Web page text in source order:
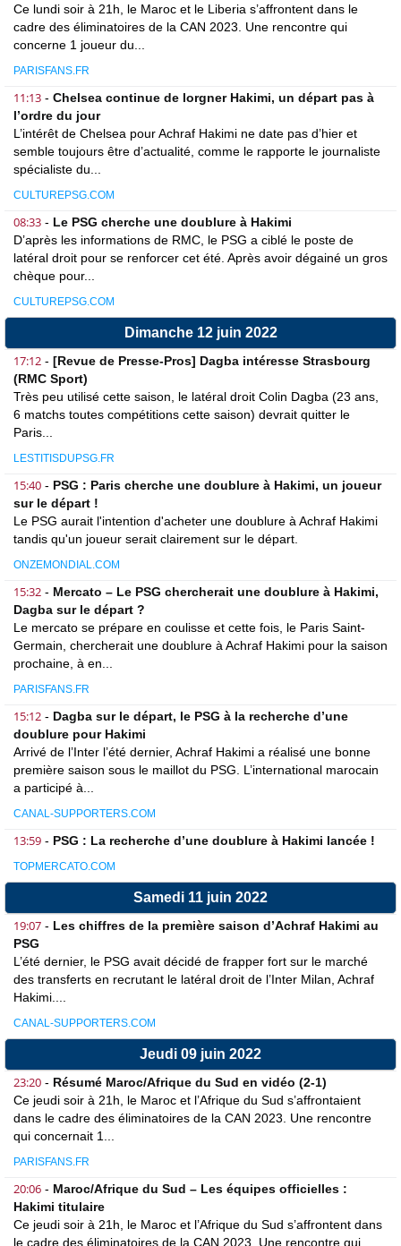
Ce lundi soir à 21h, le Maroc et le Liberia s’affrontent dans le
cadre des éliminatoires de la CAN 2023. Une rencontre qui
concerne 1 joueur du...
PARISFANS.FR
11:13 - Chelsea continue de lorgner Hakimi, un départ pas à
l’ordre du jour
L’intérêt de Chelsea pour Achraf Hakimi ne date pas d’hier et
semble toujours être d’actualité, comme le rapporte le journaliste
spécialiste du...
CULTUREPSG.COM
08:33 - Le PSG cherche une doublure à Hakimi
D’après les informations de RMC, le PSG a ciblé le poste de
latéral droit pour se renforcer cet été. Après avoir dégainé un gros
chèque pour...
CULTUREPSG.COM
Dimanche 12 juin 2022
17:12 - [Revue de Presse-Pros] Dagba intéresse Strasbourg
(RMC Sport)
Très peu utilisé cette saison, le latéral droit Colin Dagba (23 ans,
6 matchs toutes compétitions cette saison) devrait quitter le
Paris...
LESTITISDUPSG.FR
15:40 - PSG : Paris cherche une doublure à Hakimi, un joueur
sur le départ !
Le PSG aurait l'intention d'acheter une doublure à Achraf Hakimi
tandis qu'un joueur serait clairement sur le départ.
ONZEMONDIAL.COM
15:32 - Mercato – Le PSG chercherait une doublure à Hakimi,
Dagba sur le départ ?
Le mercato se prépare en coulisse et cette fois, le Paris Saint-
Germain, chercherait une doublure à Achraf Hakimi pour la saison
prochaine, à en...
PARISFANS.FR
15:12 - Dagba sur le départ, le PSG à la recherche d’une
doublure pour Hakimi
Arrivé de l’Inter l’été dernier, Achraf Hakimi a réalisé une bonne
première saison sous le maillot du PSG. L’international marocain
a participé à...
CANAL-SUPPORTERS.COM
13:59 - PSG : La recherche d’une doublure à Hakimi lancée !
TOPMERCATO.COM
Samedi 11 juin 2022
19:07 - Les chiffres de la première saison d’Achraf Hakimi au
PSG
L’été dernier, le PSG avait décidé de frapper fort sur le marché
des transferts en recrutant le latéral droit de l’Inter Milan, Achraf
Hakimi....
CANAL-SUPPORTERS.COM
Jeudi 09 juin 2022
23:20 - Résumé Maroc/Afrique du Sud en vidéo (2-1)
Ce jeudi soir à 21h, le Maroc et l’Afrique du Sud s’affrontaient
dans le cadre des éliminatoires de la CAN 2023. Une rencontre
qui concernait 1...
PARISFANS.FR
20:06 - Maroc/Afrique du Sud – Les équipes officielles :
Hakimi titulaire
Ce jeudi soir à 21h, le Maroc et l’Afrique du Sud s’affrontent dans
le cadre des éliminatoires de la CAN 2023. Une rencontre qui